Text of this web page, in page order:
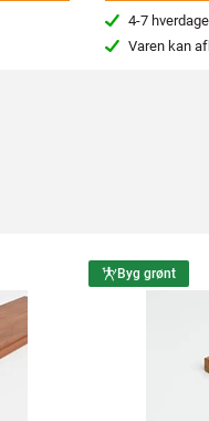
4-7 hverdage
Varen kan
Byg grønt